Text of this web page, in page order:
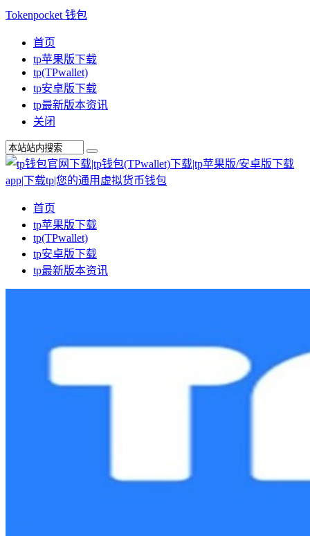
Tokenpocket 钱包
首页
tp苹果版下载
tp(TPwallet)
tp安卓版下载
tp最新版本资讯
关闭
首页
tp苹果版下载
tp(TPwallet)
tp安卓版下载
tp最新版本资讯